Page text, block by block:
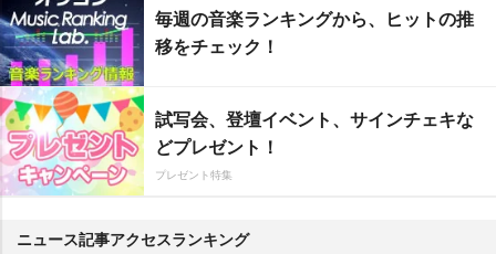
毎週の音楽ランキングから、ヒットの推
移をチェック！
試写会、登壇イベント、サインチェキな
どプレゼント！
プレゼント特集
ニュース記事アクセスランキング